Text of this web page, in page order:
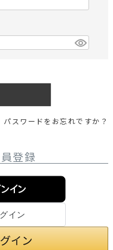
パスワードをお忘れですか？
登録
イン